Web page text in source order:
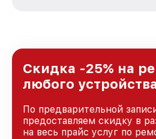
и лояльности наших
Скидка -25% на
любого
По предварительной
предоставляем скидку в
на весь прайс услуг по